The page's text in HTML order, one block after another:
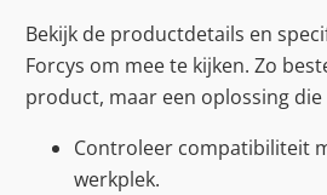
Bekijk de productdetails en
Forcys om mee te kijken. Zo
product, maar een oplossing
Controleer compatibiliteit
werkplek.